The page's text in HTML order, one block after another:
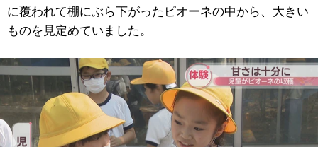
に覆われて棚にぶら下がったピオーネの中から、大きい
ものを見定めていました。